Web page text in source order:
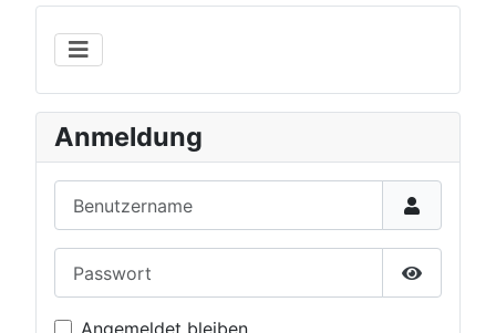
Anmeldung
Show